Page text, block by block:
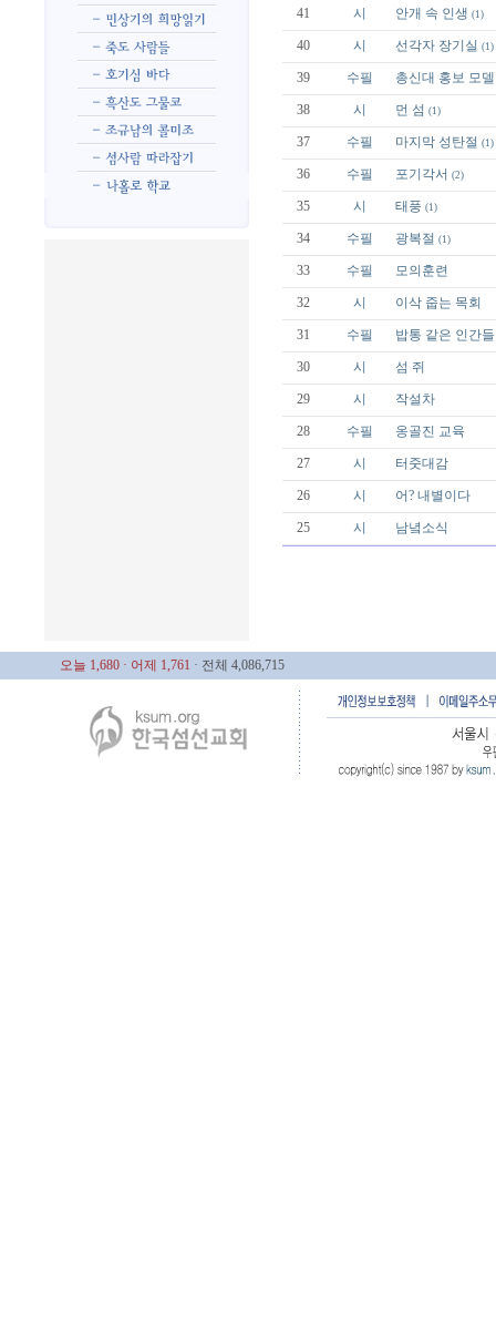
41 시 안개 속 인생 (1)
40 시 선각자 장기실 (1)
39 수필 총신대 홍보 모델
38 시 먼 섬 (1)
37 수필 마지막 성탄절 (1)
36 수필 포기각서 (2)
35 시 태풍 (1)
34 수필 광복절 (1)
33 수필 모의훈련
32 시 이삭 줍는 목회
31 수필 밥통 같은 인간들
30 시 섬 쥐
29 시 작설차
28 수필 옹골진 교육
27 시 터줏대감
26 시 어? 내별이다
25 시 남녘소식
오늘 1,680 · 어제 1,761 · 전체 4,086,715